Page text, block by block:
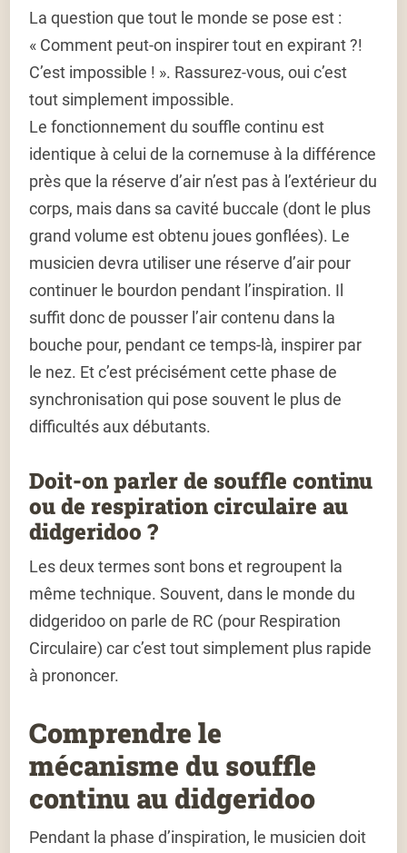
La question que tout le monde se pose est :
« Comment peut-on inspirer tout en expirant ?!
C’est impossible ! ». Rassurez-vous, oui c’est
tout simplement impossible.
Le fonctionnement du souffle continu est
identique à celui de la cornemuse à la différence
près que la réserve d’air n’est pas à l’extérieur du
corps, mais dans sa cavité buccale (dont le plus
grand volume est obtenu joues gonflées). Le
musicien devra utiliser une réserve d’air pour
continuer le bourdon pendant l’inspiration. Il
suffit donc de pousser l’air contenu dans la
bouche pour, pendant ce temps-là, inspirer par
le nez. Et c’est précisément cette phase de
synchronisation qui pose souvent le plus de
difficultés aux débutants.
Doit-on parler de souffle continu
ou de respiration circulaire au
didgeridoo ?
Les deux termes sont bons et regroupent la
même technique. Souvent, dans le monde du
didgeridoo on parle de RC (pour Respiration
Circulaire) car c’est tout simplement plus rapide
à prononcer.
Comprendre le
mécanisme du souffle
continu au didgeridoo
Pendant la phase d’inspiration, le musicien doit